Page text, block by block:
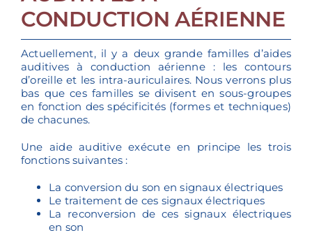
CONDUCTION AÉRIENNE
Actuellement, il y a deux grande familles d’aides
auditives à conduction aérienne : les contours
d’oreille et les intra-auriculaires. Nous verrons plus
bas que ces familles se divisent en sous-groupes
en fonction des spécificités (formes et techniques)
de chacunes.
Une aide auditive exécute en principe les trois
fonctions suivantes :
La conversion du son en signaux électriques
Le traitement de ces signaux électriques
La reconversion de ces signaux électriques
en son